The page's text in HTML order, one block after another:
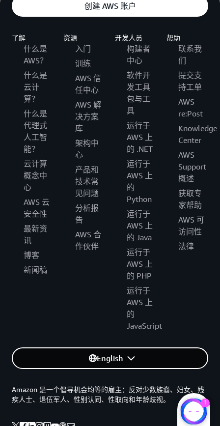
创建 AWS 账户
了解
什么是
AWS？
什么是
云计
算？
什么是
代理式
人工智
能？
云计算
概念中
心
AWS 云
安全性
最新资
讯
博客
新闻稿
资源
入门
训练
AWS 信
任中心
AWS 解
决方案
库
架构中
心
产品和
技术常
见问题
分析报
告
AWS 合
作伙伴
开发人员
构建者
中心
软件开
发工具
包与工
具
运行于
AWS 上
的 .NET
运行于
AWS 上
的
Python
运行于
AWS 上
的 Java
运行于
AWS 上
的 PHP
运行于
AWS 上
的
JavaScript
帮助
联系我
们
提交支
持工单
AWS
re:Post
Knowledge
Center
AWS
Support
概述
获取专
家帮助
AWS 可
访问性
法律
English
Amazon 是一个倡导机会均等的雇主：反对少数族裔、妇女、残
疾人士、退伍军人、性别认同、性取向和年龄歧视。
1